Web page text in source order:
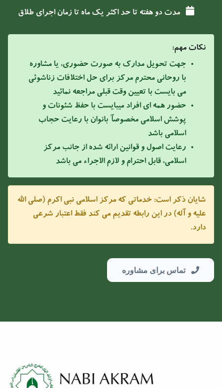
مدت دو هفته تا حد اکثر يک ماه تا زمان اجرای طلاق
نکات مهم:
جهت تحویل مدارک به صورت حضوری، یا مشاوره
با روحانی محترم مرکز برای حل اختلافات زناشوئی
می بایست با تعیین وقت قبلی مراجعه نمائید
حضور همه ای افراد میبایست با حفظ شئونات و
پوشش اسلامی مخصوصآ بانوان با رعایت حجاب
اسلامی باشد
رعایت اصول و قوانین ارائه شده از جانب مرکز
اسلامی، قابل احترام و لازم الاجراء می باشد
شایان ذکر است: خدماتی که مرکز اسلامی نبى اکرم (صلی الله
علیه و آله) در اين رابطه تقديم می کند فقط اعتبار شرعی
دارد.
تماس برای مشاوره